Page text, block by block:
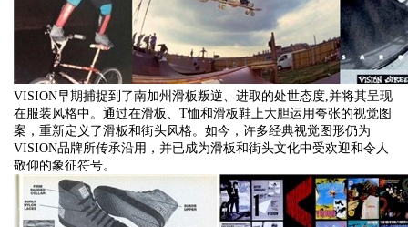
VISION早期捕捉到了南加州滑板叛逆、进取的处世态度,并将其呈现
在服装风格中。通过在滑板、T恤和滑板鞋上大胆运用夸张的视觉图
案，重新定义了滑板和街头风格。如今，许多经典视觉图形仍为
VISION品牌所传承沿用，并已成为滑板和街头文化中受欢迎和令人
敬仰的象征符号。